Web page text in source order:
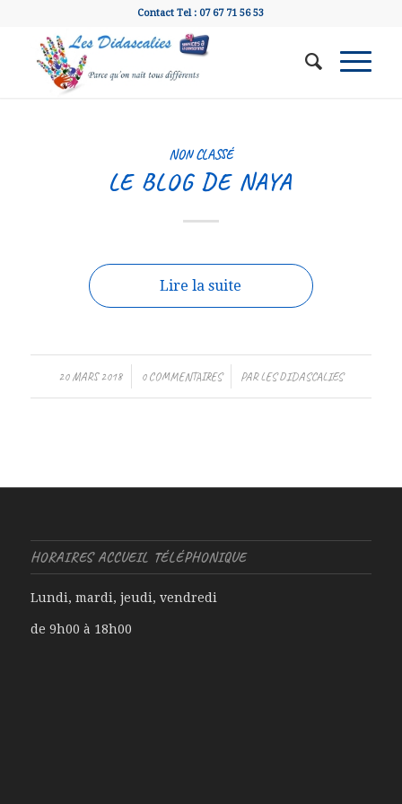
Contact Tel : 07 67 71 56 53
NON CLASSÉ
LE BLOG DE NAYA
Lire la suite
20 MARS 2018
/ 0 COMMENTAIRES
/ PARLES DIDASCALIES
HORAIRES ACCUEIL TÉLÉPHONIQUE
Lundi, mardi, jeudi, vendredi
de 9h00 à 18h00